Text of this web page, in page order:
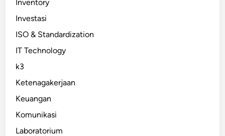
Inventory
Investasi
ISO & Standardization
IT Technology
k3
Ketenagakerjaan
Keuangan
Komunikasi
Laboratorium